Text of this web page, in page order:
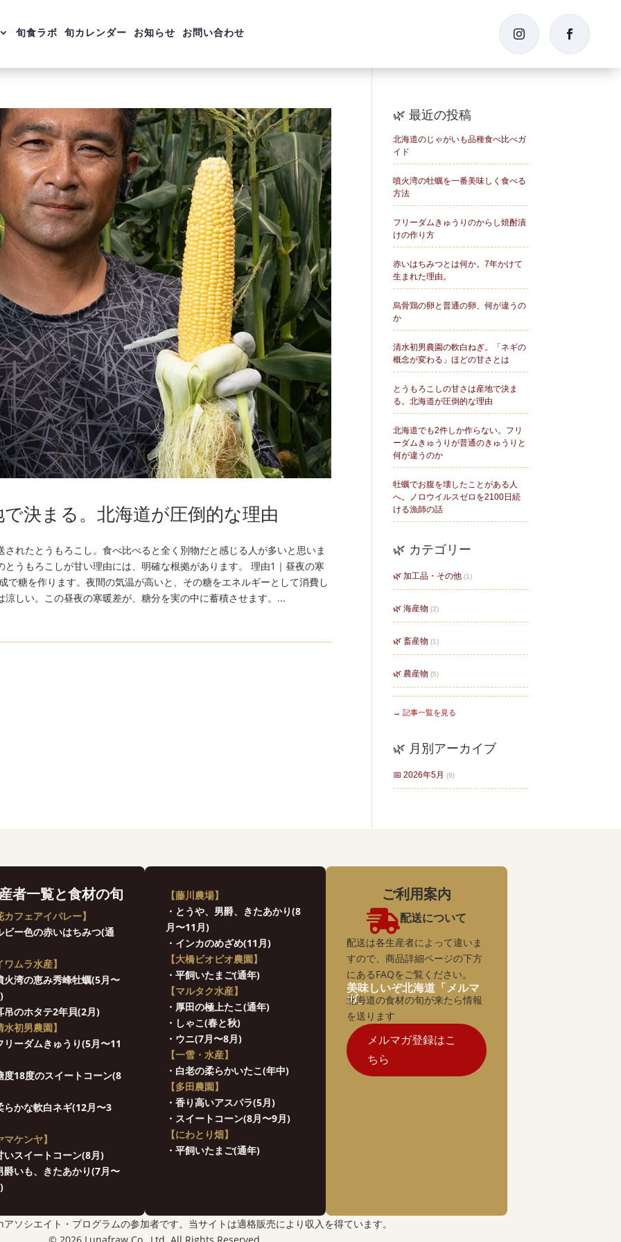
旬食ラボ 旬カレンダー お知らせ お問い合わせ  
決まる。北海道が圧倒的な理由
れたとうもろこし。食べ比べると全く別物だと感じる人が多いと思いま
うもろこしが甘い理由には、明確な根拠があります。 理由1｜昼夜の寒
で糖を作ります。夜間の気温が高いと、その糖をエネルギーとして消費し
しい。この昼夜の寒暖差が、糖分を実の中に蓄積させます。...
🌿 最近の投稿
北海道のじゃがいも品種食べ比べガ
イド
噴火湾の牡蠣を一番美味しく食べる
方法
フリーダムきゅうりのからし焼酎漬
けの作り方
赤いはちみつとは何か。7年かけて
生まれた理由。
烏骨鶏の卵と普通の卵、何が違うの
か
清水初男農園の軟白ねぎ。「ネギの
概念が変わる」ほどの甘さとは
とうもろこしの甘さは産地で決ま
る。北海道が圧倒的な理由
北海道でも2件しか作らない。フリ
ーダムきゅうりが普通のきゅうりと
何が違うのか
牡蠣でお腹を壊したことがある人
へ。ノロウイルスゼロを2100日続
ける漁師の話
🌿 カテゴリー
🌿 加工品・その他(1)
🌿 海産物(2)
🌿 畜産物(1)
🌿 農産物(5)
→ 記事一覧を見る
🌿 月別アーカイブ
📅 2026年5月(9)
者一覧と食材の旬
カフェアイバレー】
ビー色の赤いはちみつ(通
ワムラ水産】
火湾の恵み秀峰牡蠣(5月〜
吊のホタテ2年貝(2月)
水初男農園】
リーダムきゅうり(5月〜11
度18度のスイートコーン(8
らかな軟白ネギ(12月〜3
マケンヤ】
いスイートコーン(8月)
爵いも、きたあかり(7月〜
【藤川農場】
・とうや、男爵、きたあかり(8
月〜11月)
・インカのめざめ(11月)
【大橋ビオピオ農園】
・平飼いたまご(通年)
【マルタク水産】
・厚田の極上たこ(通年)
・しゃこ(春と秋)
・ウニ(7月〜8月)
【一雪・水産】
・白老の柔らかいたこ(年中)
【多田農園】
・香り高いアスパラ(5月)
・スイートコーン(8月〜9月)
【にわとり畑】
・平飼いたまご(通年)
ご利用案内
配送について
配送は各生産者によって違いま
すので、商品詳細ページの下方
にあるFAQをご覧ください。
美味しいぞ北海道「メルマ
ガ」
北海道の食材の旬が来たら情報
を送ります
メルマガ登録はこ
ちら
ソシエイト・プログラムの参加者です。当サイトは適格販売により収入を得ています。